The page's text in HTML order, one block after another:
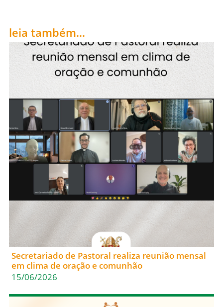
leia também...
Secretariado de Pastoral realiza reunião mensal
em clima de oração e comunhão
15/06/2026